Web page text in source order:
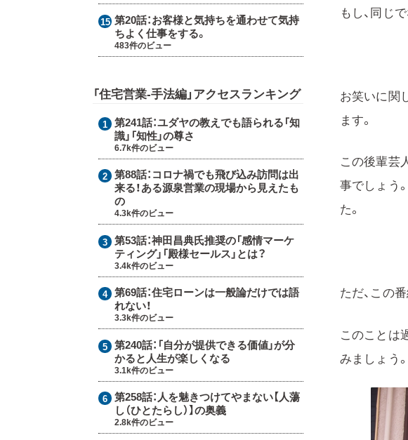
もし、同じ
お笑いに関
ます。
この後輩芸
事でしょう
た。
ただ、この
このことは
みましょう。
第20話：お客様と気持ちを通わせて気持
ちよく仕事をする。
483件のビュー
「住宅営業-手法編」アクセスランキング
第241話：ユダヤの教えでも語られる「知
識」「知性」の尊さ
6.7k件のビュー
第88話：コロナ禍でも飛び込み訪問は出
来る！ある源泉営業の現場から見えたも
の
4.3k件のビュー
第53話：神田昌典氏推奨の「感情マーケ
ティング」「殿様セールス」とは？
3.4k件のビュー
第69話：住宅ローンは一般論だけでは語
れない！
3.3k件のビュー
第240話： 「自分が提供できる価値」が分
かると人生が楽しくなる
3.1k件のビュー
第258話：人を魅きつけてやまない【人蕩
し（ひとたらし）】の奥義
2.8k件のビュー